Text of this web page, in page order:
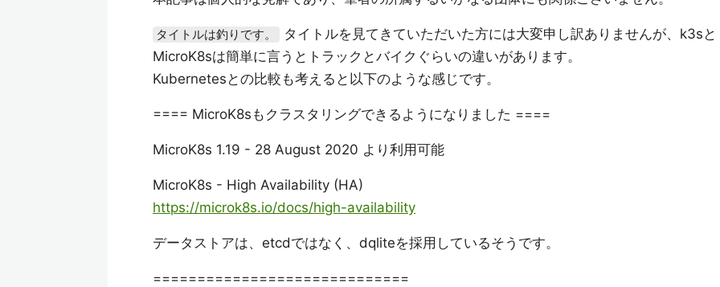
タイトルは釣りです。
タイトルを見てきていただいた方には大変申し訳ありませんが、k3sと
MicroK8sは簡単に言うとトラックとバイクぐらいの違いがあります。
Kubernetesとの比較も考えると以下のような感じです。
==== MicroK8sもクラスタリングできるようになりました ====
MicroK8s 1.19 - 28 August 2020 より利用可能
MicroK8s - High Availability (HA)
https://microk8s.io/docs/high-availability
データストアは、etcdではなく、dqliteを採用しているそうです。
=============================